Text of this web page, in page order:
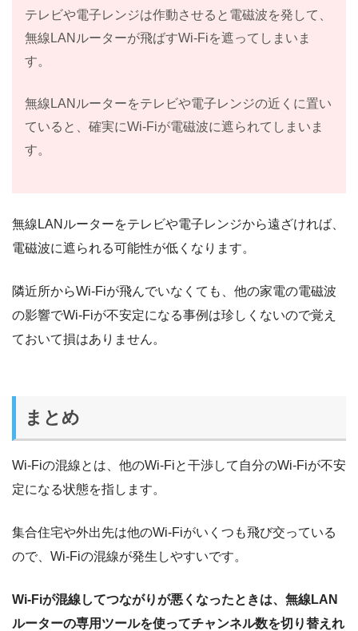
テレビや電子レンジは作動させると電磁波を発して、
無線LANルーターが飛ばすWi-Fiを遮ってしまいま
す。
無線LANルーターをテレビや電子レンジの近くに置い
ていると、確実にWi-Fiが電磁波に遮られてしまいま
す。
無線LANルーターをテレビや電子レンジから遠ざければ、
電磁波に遮られる可能性が低くなります。
隣近所からWi-Fiが飛んでいなくても、他の家電の電磁波
の影響でWi-Fiが不安定になる事例は珍しくないので覚え
ておいて損はありません。
まとめ
Wi-Fiの混線とは、他のWi-Fiと干渉して自分のWi-Fiが不安
定になる状態を指します。
集合住宅や外出先は他のWi-Fiがいくつも飛び交っている
ので、Wi-Fiの混線が発生しやすいです。
Wi-Fiが混線してつながりが悪くなったときは、無線LAN
ルーターの専用ツールを使ってチャンネル数を切り替えれ